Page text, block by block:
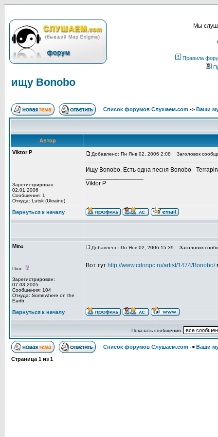
Мы
Правила
ищу Bonobo
Список форумов Слушаем.com -> Ваши
Автор
Viktor P
Зарегистрирован:
02.01.2006
Сообщения: 1
Откуда: Lutsk (Ukraine)
Добавлено: Пн Янв 02, 2006 2:08 Заголовок
Ищу Bonobo. Есть одна песня Bonobo -
Viktor P
Вернуться к началу
Mira
Пол:
Зарегистрирован:
07.03.2005
Сообщения: 104
Откуда: Somewhere on the
Earth
Добавлено: Пн Янв 02, 2006 15:39 Заголовок
Вот тут http://www.cdonpc.ru/artist/1474/Bonobo/
Вернуться к началу
Показать сообщения:
Список форумов Слушаем.com -> Ваши
Страница 1 из 1